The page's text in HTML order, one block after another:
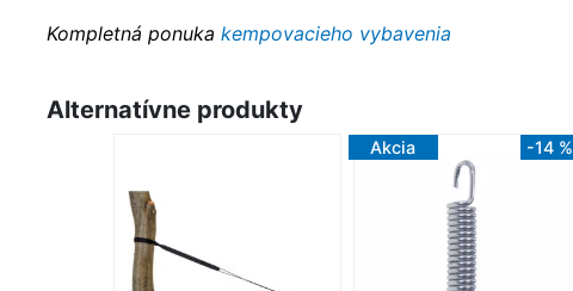
Kompletná ponuka kempovacieho vybavenia
Alternatívne produkty
Akcia -14 %